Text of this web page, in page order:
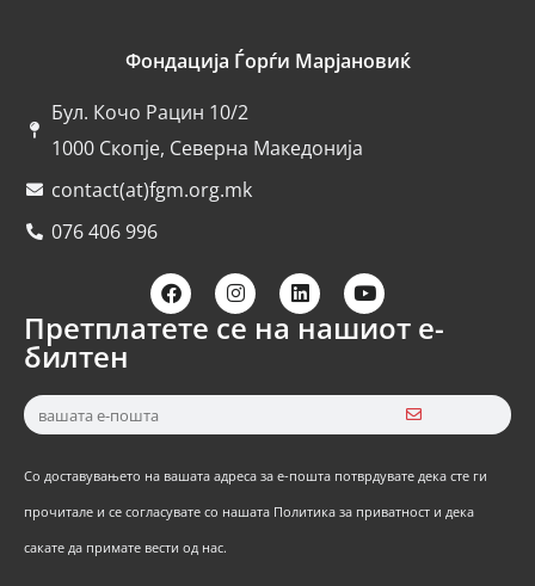
Фондација Ѓорѓи Марјановиќ
Бул. Кочо Рацин 10/2
1000 Скопје, Северна Македонија
contact(at)fgm.org.mk
076 406 996
Претплатете се на нашиот е-
билтен
Со доставувањето на вашата адреса за е-пошта потврдувате дека сте ги
прочитале и се согласувате со нашата Политика за приватност и дека
сакате да примате вести од нас.